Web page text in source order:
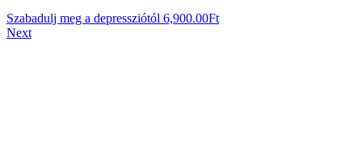
Szabadulj meg a depressziótól 6,900.00Ft
Next